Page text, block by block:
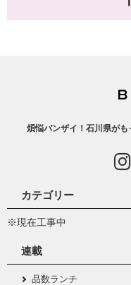
煩悩バンザイ！石川県がも
カテゴリー
※現在工事中
連載
品数ランチ